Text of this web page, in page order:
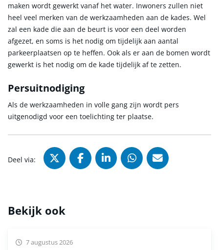
maken wordt gewerkt vanaf het water. Inwoners zullen niet
heel veel merken van de werkzaamheden aan de kades. Wel
zal een kade die aan de beurt is voor een deel worden
afgezet, en soms is het nodig om tijdelijk aan aantal
parkeerplaatsen op te heffen. Ook als er aan de bomen wordt
gewerkt is het nodig om de kade tijdelijk af te zetten.
Persuitnodiging
Als de werkzaamheden in volle gang zijn wordt pers
uitgenodigd voor een toelichting ter plaatse.
Deel via: Deel via X (Twitter), opent in
Deel via Facebook, opent
Deel via LinkedIn,
Deel viaDeel via
Bekijk ook
7 augustus 2026